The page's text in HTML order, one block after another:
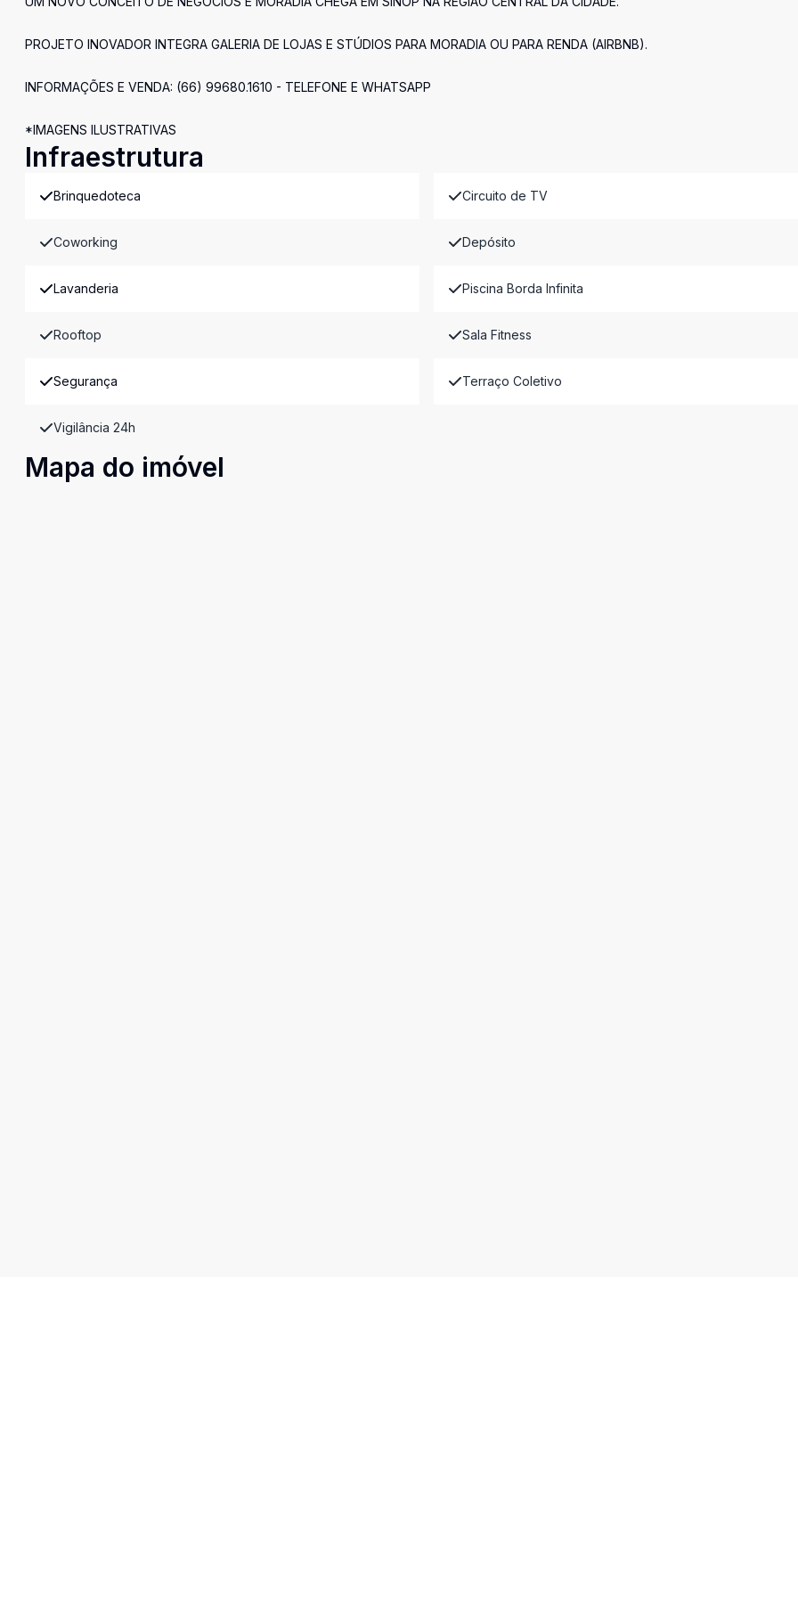
PROJETO INOVADOR INTEGRA GALERIA DE LOJAS E STÚDIOS PARA MORADIA OU PARA RENDA (AIRBNB).
INFORMAÇÕES E VENDA: (66) 99680.1610 - TELEFONE E WHATSAPP
*IMAGENS ILUSTRATIVAS
Infraestrutura
Brinquedoteca Circuito de TV
Coworking Depósito
Lavanderia Piscina Borda Infinita
Rooftop Sala Fitness
Segurança Terraço Coletivo
Vigilância 24h
Mapa do imóvel